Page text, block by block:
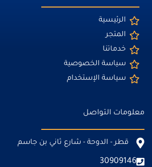
الرئيسية
المتجر
خدماتنا
سياسة الخصوصية
سياسة الإستخدام
معلومات التواصل
قطر - الدوحة - شارع ثاني بن جاسم
30909146